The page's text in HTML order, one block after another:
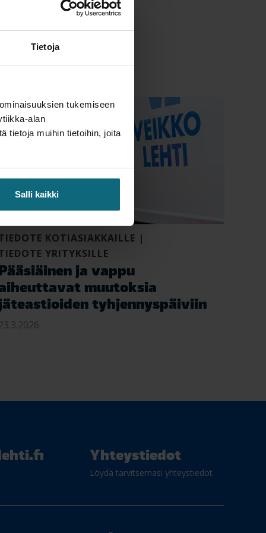
Tietoja
tukemiseen
alan
tietoja muihin tietoihin, joita
Salli kaikki
KOTIASIAKKAILLE |
YRITYKSILLE
ja vappu
muutoksia
tyhjennyspäiviin
Yhteystiedot
Löydä tarvitsemasi yhteystiedot